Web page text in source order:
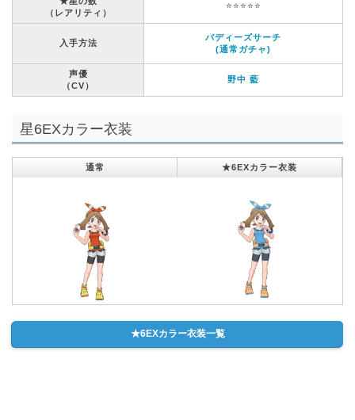
（レアリティ）
⭐️⭐️⭐️⭐️⭐️
入手方法
バディーズサーチ
(通常ガチャ)
声優
（CV）
野中 藍
星6EXカラー衣装
通常 ★6EXカラー衣装
★6EXカラー衣装一覧